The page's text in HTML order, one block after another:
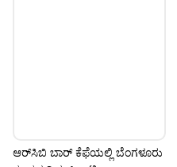
ಆರ್‌ಸಿಬಿ ಬಾರ್ ಕೆಫೆಯಲ್ಲಿ ಬೆಂಗಳೂರು